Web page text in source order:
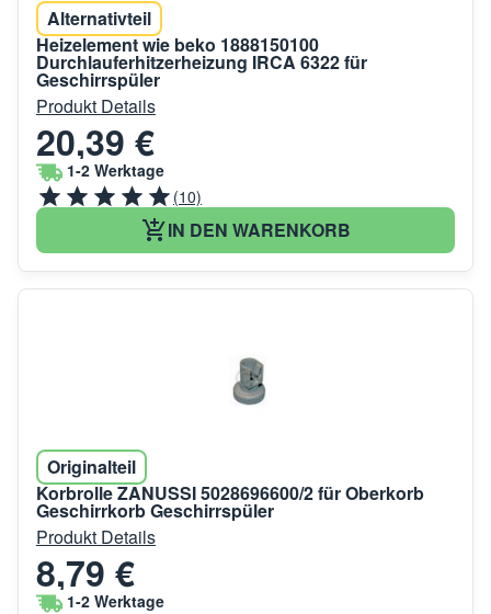
Alternativteil
Heizelement wie beko 1888150100
Durchlauferhitzerheizung IRCA 6322 für
Geschirrspüler
Produkt Details
20,39 €
1-2 Werktage
(10)
IN DEN WARENKORB
Originalteil
Korbrolle ZANUSSI 5028696600/2 für Oberkorb
Geschirrkorb Geschirrspüler
Produkt Details
8,79 €
1-2 Werktage